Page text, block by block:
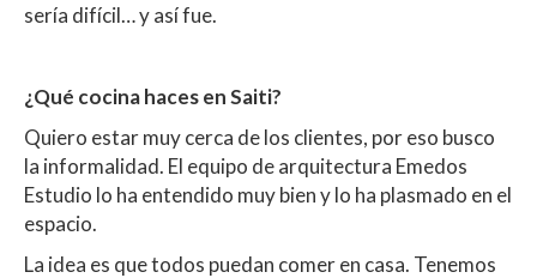
sería difícil… y así fue.
¿Qué cocina haces en Saiti?
Quiero estar muy cerca de los clientes, por eso busco
la informalidad. El equipo de arquitectura Emedos
Estudio lo ha entendido muy bien y lo ha plasmado en el
espacio.
La idea es que todos puedan comer en casa. Tenemos